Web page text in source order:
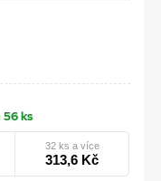
56 ks
32 ks a více
313,6 Kč